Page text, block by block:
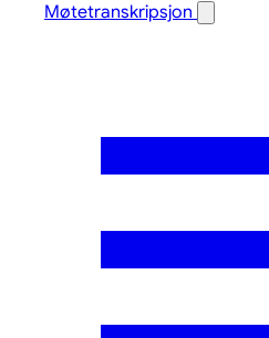
Møtetranskripsjon